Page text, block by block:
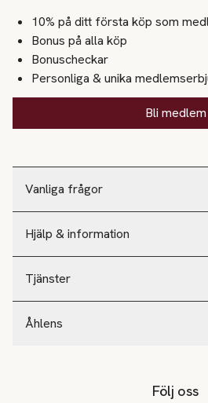
Vanliga frågor
Hjälp & information
Tjänster
Åhlens
10% på ditt första köp som
Bonus på alla köp
Bonuscheckar
Personliga & unika
Bli medlem
Följ oss